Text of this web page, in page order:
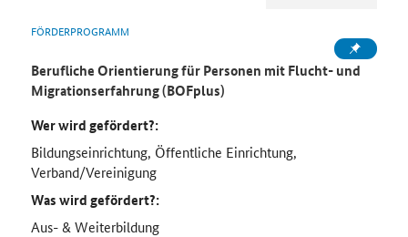
FÖRDERPROGRAMM
Berufliche Orientierung für Personen mit Flucht- und
Migrationserfahrung (BOFplus)
Wer wird gefördert?:
Bildungseinrichtung, Öffentliche Einrichtung,
Verband/Vereinigung
Was wird gefördert?:
Aus- & Weiterbildung